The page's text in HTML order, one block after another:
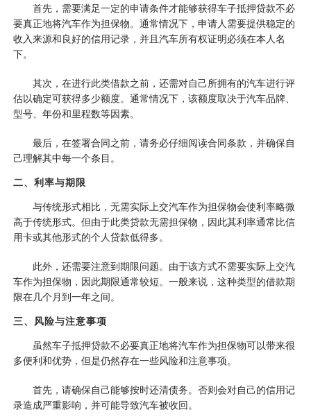
首先，需要满足一定的申请条件才能够获得车子抵押贷款不必
要真正地将汽车作为担保物。通常情况下，申请人需要提供稳定的
收入来源和良好的信用记录，并且汽车所有权证明必须在本人名
下。
其次，在进行此类借款之前，还需对自己所拥有的汽车进行评
估以确定可获得多少额度。通常情况下，该额度取决于汽车品牌、
型号、年份和里程数等因素。
最后，在签署合同之前，请务必仔细阅读合同条款，并确保自
己理解其中每一个条目。
二、利率与期限
与传统形式相比，无需实际上交汽车作为担保物会使利率略微
高于传统形式。但由于此类贷款无需担保物，因此其利率通常比信
用卡或其他形式的个人贷款低得多。
此外，还需要注意到期限问题。由于该方式不需要实际上交汽
车作为担保物，因此期限通常较短。一般来说，这种类型的借款期
限在几个月到一年之间。
三、风险与注意事项
虽然车子抵押贷款不必要真正地将汽车作为担保物可以带来很
多便利和优势，但是仍然存在一些风险和注意事项。
首先，请确保自己能够按时还清债务。否则会对自己的信用记
录造成严重影响，并可能导致汽车被收回。